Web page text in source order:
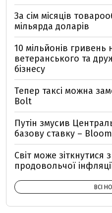
За сім місяців
мільярда доларів
10 мільйонів гривень
ветеранського та
бізнесу
Тепер таксі можна
Bolt
Путін змусив
базову ставку –
Світ може зіткнутися
продовольчої
ВСІ